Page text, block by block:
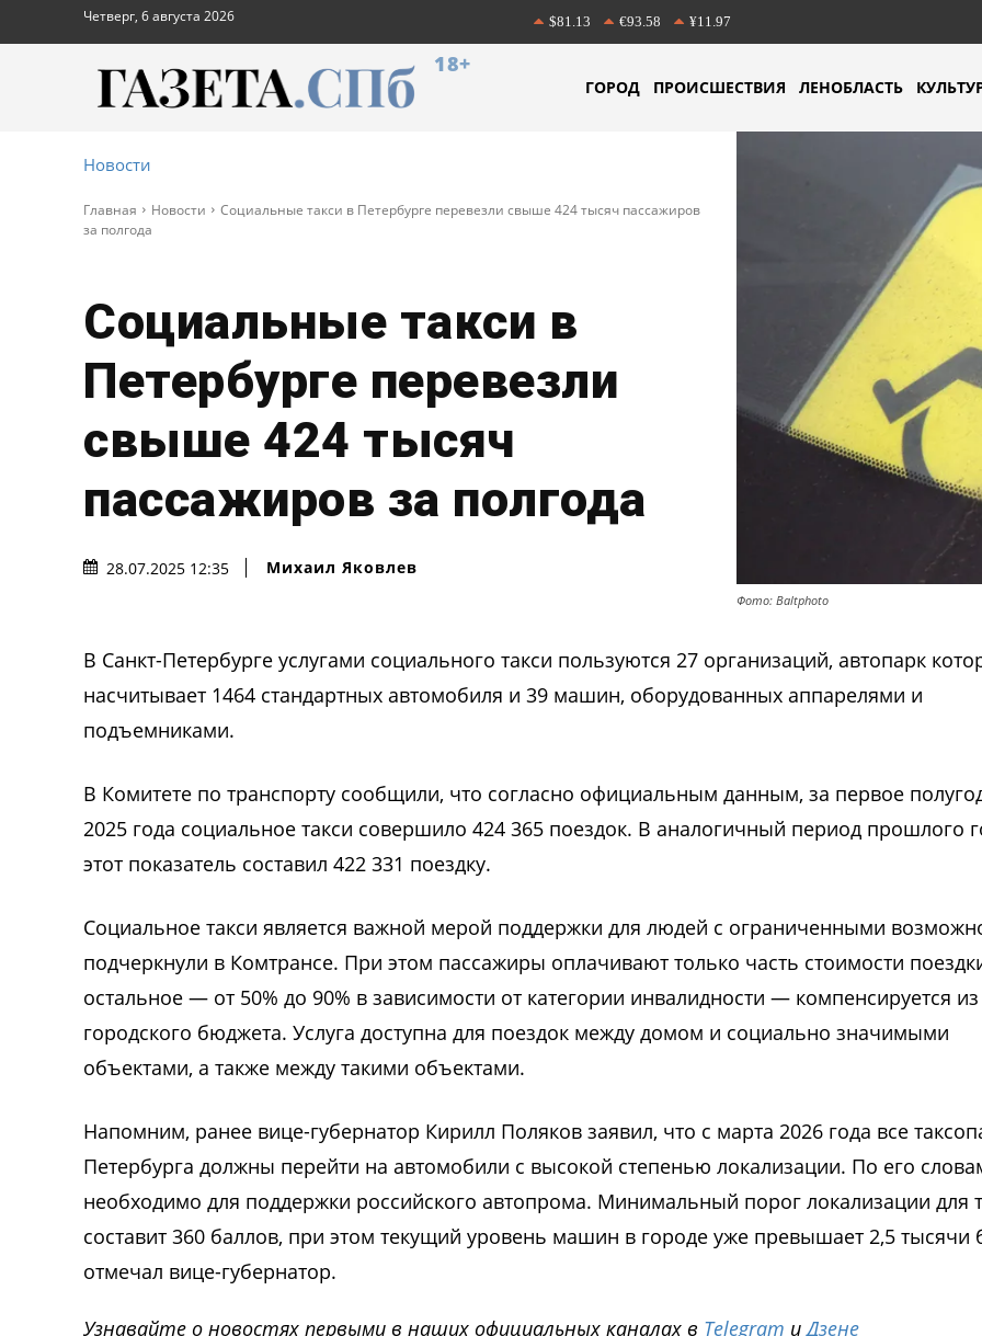
Четверг, 6 августа 2026 $81.13 €93.58 ¥11.97
18+
ГОРОД ПРОИСШЕСТВИЯ ЛЕНОБЛАСТЬ
Новости
Главная Новости
Социальные такси в Петербурге перевезли свыше 424 тысяч пассажиров
за полгода
Социальные такси в
Петербурге перевезли
свыше 424 тысяч
пассажиров за полгода
28.07.2025 12:35 Михаил Яковлев
Фото: Baltphoto
В Санкт-Петербурге услугами социального такси пользуются 27 организаций, автопарк
насчитывает 1464 стандартных автомобиля и 39 машин, оборудованных аппарелями и
подъемниками.
В Комитете по транспорту сообщили, что согласно официальным данным, за первое
2025 года социальное такси совершило 424 365 поездок. В аналогичный период прошлого
этот показатель составил 422 331 поездку.
Социальное такси является важной мерой поддержки для людей с ограниченными
подчеркнули в Комтрансе. При этом пассажиры оплачивают только часть стоимости
остальное — от 50% до 90% в зависимости от категории инвалидности — компенсируется из
городского бюджета. Услуга доступна для поездок между домом и социально значимыми
объектами, а также между такими объектами.
Напомним, ранее вице-губернатор Кирилл Поляков заявил, что с марта 2026 года все
Петербурга должны перейти на автомобили с высокой степенью локализации. По его
необходимо для поддержки российского автопрома. Минимальный порог локализации для
составит 360 баллов, при этом текущий уровень машин в городе уже превышает 2,5 тысячи
отмечал вице-губернатор.
Узнавайте о новостях первыми в наших официальных каналах в Telegram иДзене